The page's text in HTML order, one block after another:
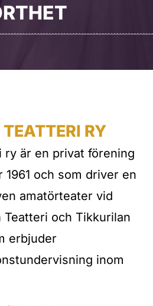
RY
ry är en privat förening
1961 och som driver en
amatörteater vid
och Tikkurilan
erbjuder
inom